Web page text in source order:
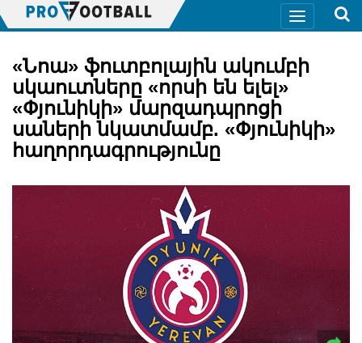
«Նոա» ֆուտբոլային ակումբի
սկաուտները «որսի են ելել»
«Փյունիկի» մարզադպրոցի
սաների նկատմամբ. «Փյունիկի»
հաղորդագրությունը